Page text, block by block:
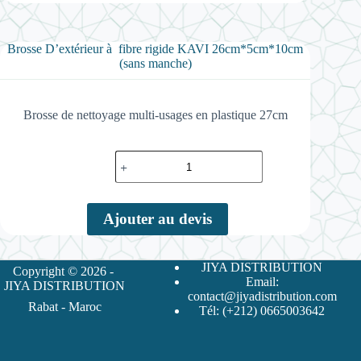
Brosse D’extérieur à fibre rigide KAVI 26cm*5cm*10cm
(sans manche)
Brosse de nettoyage multi-usages en plastique 27cm
quantité
de
Brosse
à
fibre
rigide
KAVI
26cm*5cm*10cm
(sans
manche)
Ajouter au devis
Copyright © 2026 -
JIYA DISTRIBUTION
Rabat - Maroc
JIYA DISTRIBUTION
Email:
contact@jiyadistribution.com
Tél: (+212) 0665003642